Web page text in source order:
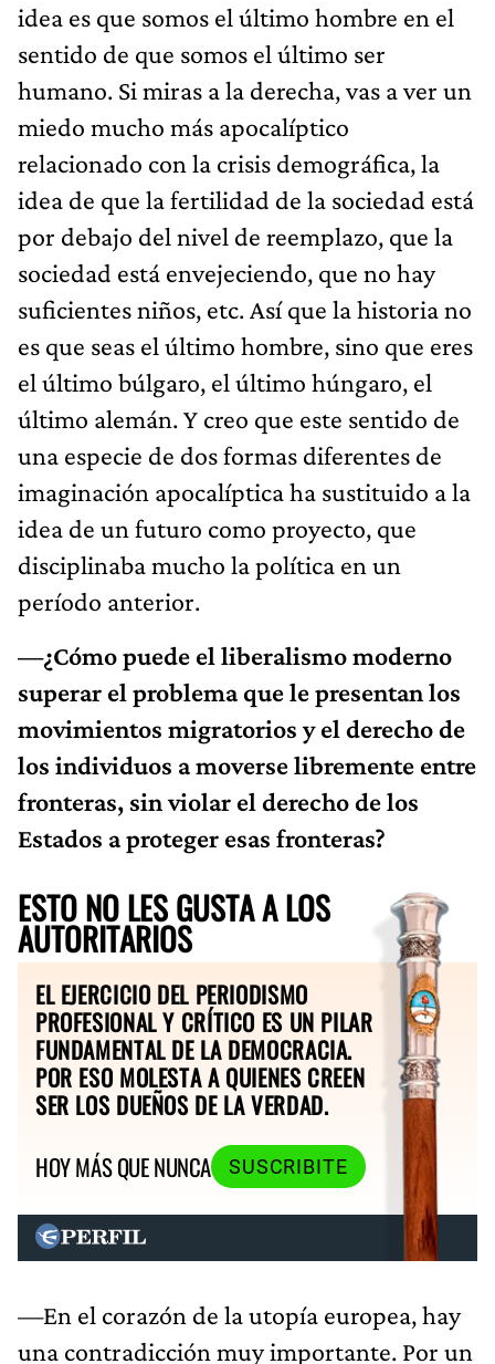
idea es que somos el último hombre en el
sentido de que somos el último ser
humano. Si miras a la derecha, vas a ver un
miedo mucho más apocalíptico
relacionado con la crisis demográfica, la
idea de que la fertilidad de la sociedad está
por debajo del nivel de reemplazo, que la
sociedad está envejeciendo, que no hay
suficientes niños, etc. Así que la historia no
es que seas el último hombre, sino que eres
el último búlgaro, el último húngaro, el
último alemán. Y creo que este sentido de
una especie de dos formas diferentes de
imaginación apocalíptica ha sustituido a la
idea de un futuro como proyecto, que
disciplinaba mucho la política en un
período anterior.
—¿Cómo puede el liberalismo moderno
superar el problema que le presentan los
movimientos migratorios y el derecho de
los individuos a moverse libremente entre
fronteras, sin violar el derecho de los
Estados a proteger esas fronteras?
ESTO NO LES GUSTA A LOS
AUTORITARIOS
EL EJERCICIO DEL PERIODISMO
PROFESIONAL Y CRÍTICO ES UN PILAR
FUNDAMENTAL DE LA DEMOCRACIA.
POR ESO MOLESTA A QUIENES CREEN
SER LOS DUEÑOS DE LA VERDAD.
HOY MÁS QUE NUNCA
SUSCRIBITE
—En el corazón de la utopía europea, hay
una contradicción muy importante. Por un